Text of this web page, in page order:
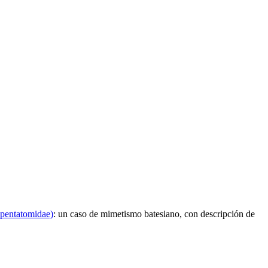
: un caso de mimetismo batesiano, con descripción de